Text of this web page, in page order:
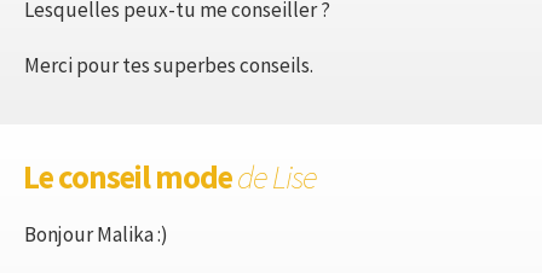
Lesquelles peux-tu me conseiller ?
Merci pour tes superbes conseils.
Le conseil modede Lise
Bonjour Malika :)